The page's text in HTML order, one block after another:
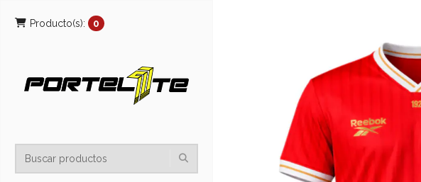
Producto(s): 0